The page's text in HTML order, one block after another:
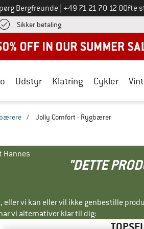
Bergfreunde Ring til os på
+49 71 21 70 12 0Ofte
Sikker betalingFind
Udstyr Klatring Cykler
/ Jolly Comfort - Rygbærer
Hannes
"DETTE
eller vi kan eller vil ikke genbestille
vi alternativer klar til dig: